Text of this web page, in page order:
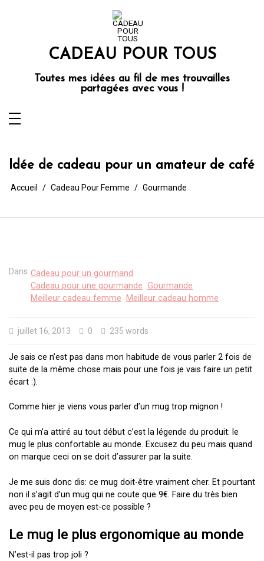
CADEAU POUR TOUS
Toutes mes idées au fil de mes trouvailles
partagées avec vous !
Idée de cadeau pour un amateur de café
Accueil Cadeau Pour Femme Gourmande
Dans Cadeau pour un gourmand
Cadeau pour une gourmande Gourmande
Meilleur cadeau femme
Meilleur cadeau homme
juillet 16, 2013 0 235 words
Je sais ce n’est pas dans mon habitude de vous parler 2 fois de
suite de la même chose mais pour une fois je vais faire un petit
écart :).
Comme hier je viens vous parler d’un mug trop mignon !
Ce qui m’a attiré au tout début c’est la légende du produit: le
mug le plus confortable au monde. Excusez du peu mais quand
on marque ceci on se doit d’assurer par la suite.
Je me suis donc dis: ce mug doit-être vraiment cher. Et pourtant
non il s’agit d’un mug qui ne coute que 9€. Faire du très bien
avec peu de moyen est-ce possible ?
Le mug le plus ergonomique au monde
N’est-il pas trop joli ?